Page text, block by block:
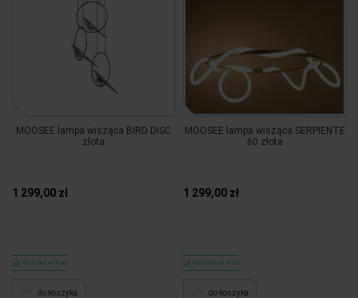
MOOSEE lampa wisząca BIRD DISC
złota
1 299,00 zł
Wysyłka w 4 dni
do koszyka
MOOSEE lampa wisząca SERPIENTE
60 złota
1 299,00 zł
Wysyłka w 4 dni
do koszyka